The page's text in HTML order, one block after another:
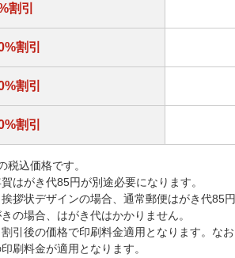
割引
割引
割引
割引
込価格です。
はがき代85円が別途必要になります。
拶状デザインの場合、通常郵便はがき代85円
の場合、はがき代はかかりません。
引後の価格で印刷料金適用となります。な
刷料金が適用となります。